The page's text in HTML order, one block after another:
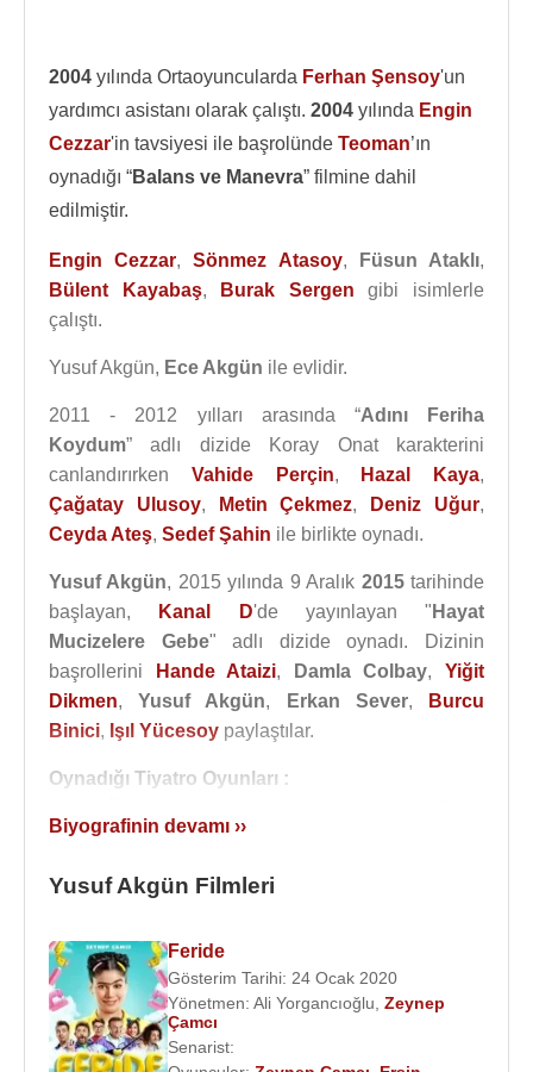
2004 yılında Ortaoyuncularda Ferhan Şensoy'un
yardımcı asistanı olarak çalıştı. 2004 yılında Engin
Cezzar'in tavsiyesi ile başrolünde Teoman’ın
oynadığı “Balans ve Manevra” filmine dahil
edilmiştir.
Engin Cezzar,Sönmez Atasoy, Füsun Ataklı,
Bülent Kayabaş, Burak Sergen gibi isimlerle
çalıştı.
Yusuf Akgün, Ece Akgün ile evlidir.
2011 - 2012 yılları arasında “Adını Feriha
Koydum” adlı dizide Koray Onat karakterini
canlandırırken Vahide Perçin, Hazal Kaya,
Çağatay Ulusoy, Metin Çekmez, Deniz Uğur,
Ceyda Ateş, Sedef Şahin ile birlikte oynadı.
Yusuf Akgün, 2015 yılında 9 Aralık 2015tarihinde
başlayan,
Kanal D'de yayınlayan " Hayat
Mucizelere Gebe" adlı dizide oynadı. Dizinin
başrollerini
Hande Ataizi, Damla Colbay,Yiğit
Dikmen,Yusuf Akgün, Erkan Sever,
Burcu
Binici, Işıl Yücesoy paylaştılar.
Oynadığı Tiyatro Oyunları :
Oyuncu :
Dizisi)
2017 -Acı Tatlı Ekşi(Alper)(Sinema Filmi)
2015 - Hayat Mucizelere Gebe (Serhat) (TV Dizisi)
2013 - Beni Böyle Sev (Furkan Keskin) (TV Dizisi)
2013 -Su ve Ateş (Turhan) (Sinema Filmi)
Biyografinin devamı ››
Yusuf Akgün Filmleri
Feride
Gösterim Tarihi: 24 Ocak 2020
Yönetmen: Ali Yorgancıoğlu Zeynep
Çamcı
Senarist: